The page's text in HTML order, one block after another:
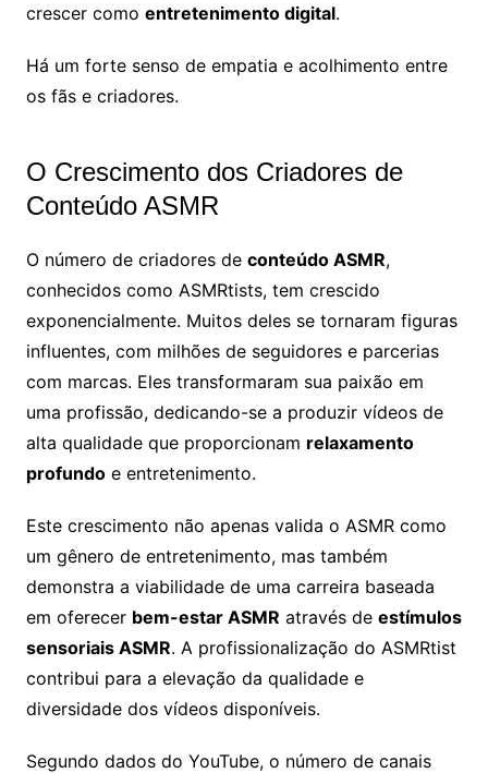
crescer como entretenimento digital.
Há um forte senso de empatia e acolhimento entre
os fãs e criadores.
O Crescimento dos Criadores de
Conteúdo ASMR
O número de criadores de conteúdo ASMR,
conhecidos como ASMRtists, tem crescido
exponencialmente. Muitos deles se tornaram figuras
influentes, com milhões de seguidores e parcerias
com marcas. Eles transformaram sua paixão em
uma profissão, dedicando-se a produzir vídeos de
alta qualidade que proporcionam relaxamento
profundoe entretenimento.
Este crescimento não apenas valida o ASMR como
um gênero de entretenimento, mas também
demonstra a viabilidade de uma carreira baseada
em oferecer bem-estar ASMR através de estímulos
sensoriais ASMR. A profissionalização do ASMRtist
contribui para a elevação da qualidade e
diversidade dos vídeos disponíveis.
Segundo dados do YouTube, o número de canais